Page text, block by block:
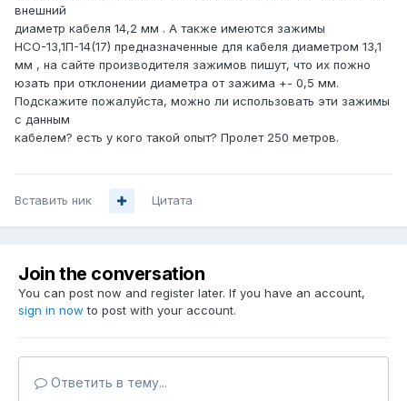
внешний
диаметр кабеля 14,2 мм . А также имеются зажимы
НСО-13,1П-14(17) предназначенные для кабеля диаметром 13,1
мм , на сайте производителя зажимов пишут, что их пожно
юзать при отклонении диаметра от зажима +- 0,5 мм.
Подскажите пожалуйста, можно ли использовать эти зажимы
с данным
кабелем? есть у кого такой опыт? Пролет 250 метров.
Вставить ник Цитата
Join the conversation
You can post now and register later. If you have an account,
sign in now to post with your account.
Ответить в тему...